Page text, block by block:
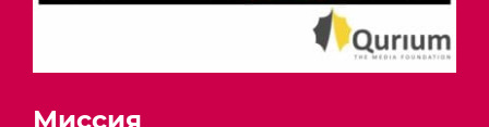
Миссия